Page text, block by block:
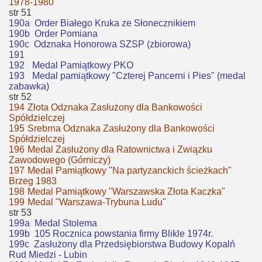
1978-1980
str 51
190a Order Białego Kruka ze Słonecznikiem
190b Order Pomiana
190c Odznaka Honorowa SZSP (zbiorowa)
191
192
Medal Pamiątkowy PKO
193
Medal pamiątkowy "Czterej Pancerni i Pies" (medal
zabawka)
str 52
194 Złota Odznaka Zasłużony dla Bankowości
Spółdzielczej
195 Srebrna Odznaka Zasłużony dla Bankowości
Spółdzielczej
196 Medal Zasłużony dla Ratownictwa i Związku
Zawodowego (Górniczy)
197 Medal Pamiątkowy "Na partyzanckich ścieżkach"
Brzeg 1983
198 Medal Pamiątkowy "Warszawska Złota Kaczka"
199 Medal "Warszawa-Trybuna Ludu"
str 53
199a Medal Stolema
199b 105 Rocznica powstania firmy Blikle 1974r.
199c Zasłużony dla Przedsiębiorstwa Budowy Kopalń
Rud Miedzi - Lubin